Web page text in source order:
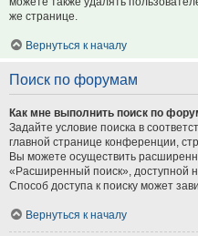
же странице.
Вернуться к началу
Поиск по форумам
Как мне выполнить поиск по
Задайте условие поиска в
главной странице конференции,
Вы можете осуществить
«Расширенный поиск», доступной
Способ доступа к поиску может
Вернуться к началу